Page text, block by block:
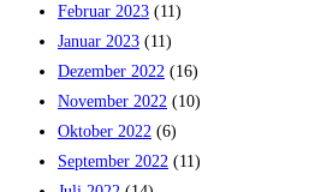
Februar 2023 (11)
Januar 2023 (11)
Dezember 2022 (16)
November 2022 (10)
Oktober 2022 (6)
September 2022 (11)